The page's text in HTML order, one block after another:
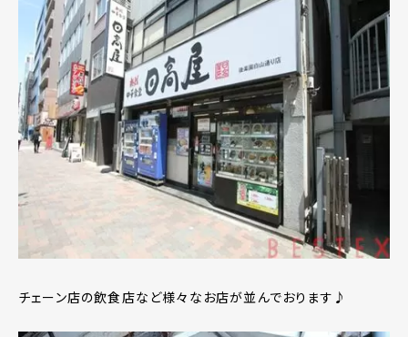
チェーン店の飲食店など様々なお店が並んでおります♪